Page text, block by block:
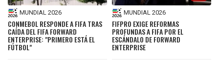
MUNDIAL 2026
CONMEBOL RESPONDE A FIFA TRAS
CAÍDA DEL FIFA FORWARD
ENTERPRISE: "PRIMERO ESTÁ EL
FÚTBOL"
MUNDIAL 2026
FIFPRO EXIGE REFORMAS
PROFUNDAS A FIFA POR EL
ESCÁNDALO DE FORWARD
ENTERPRISE